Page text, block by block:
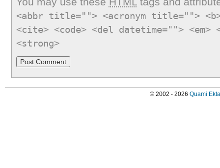
<abbr title=""> <acronym title="">
<cite> <code> <del datetime="">
<strong>
© 2002 - 2026 Quami